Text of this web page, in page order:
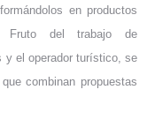
en productos
Fruto del trabajo de
y el operador turístico, se
combinan propuestas